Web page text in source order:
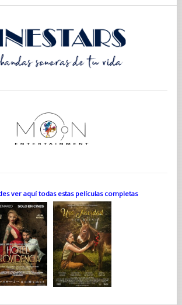
ver aquí todas estas películas completas